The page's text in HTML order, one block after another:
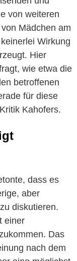
von weiteren
Mädchen am
Wirkung
Hier
wie etwa die
betroffenen
für diese
Kahofers.
dass es
aber
diskutieren.
einer
Das
nach dem